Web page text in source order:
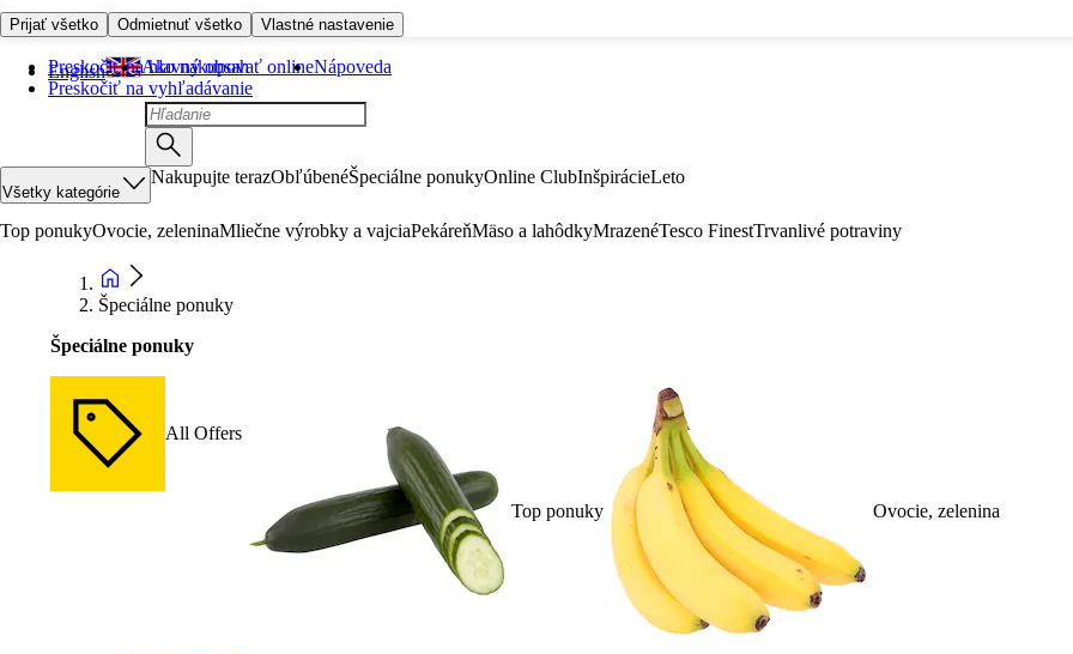
Prijať všetko Odmietnuť všetko Vlastné nastavenie
Preskočiť na hlavný obsah
Preskočiť na vyhľadávanie
English Ako nakupovať onlineNápoveda
Všetky kategórie
Nakupujte terazObľúbenéŠpeciálne ponukyOnline ClubInšpirácieLeto
Top ponukyOvocie, zeleninaMliečne výrobky a vajciaPekáreňMäso a lahôdkyMrazenéTesco FinestTrvanlivé potraviny
Špeciálne ponuky
Špeciálne ponuky
All Offers
Top ponuky Ovocie, zelenina